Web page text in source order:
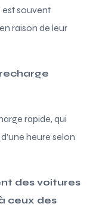
est souvent
raison de leur
rapide, qui
heure selon
des voitures
ceux des